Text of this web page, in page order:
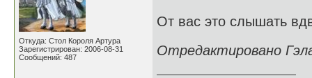
Откуда: Стол Короля Артура
Зарегистрирован: 2006-08-31
Сообщений: 487
От вас это слышать
Отредактировано